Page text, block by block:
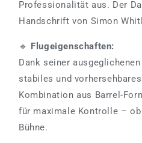
Professionalität aus. Der
Handschrift von Simon
🔹 Flugeigenschaften:
Dank seiner
stabiles und
Kombination aus Barrel-
für maximale Kontrolle –
Bühne.